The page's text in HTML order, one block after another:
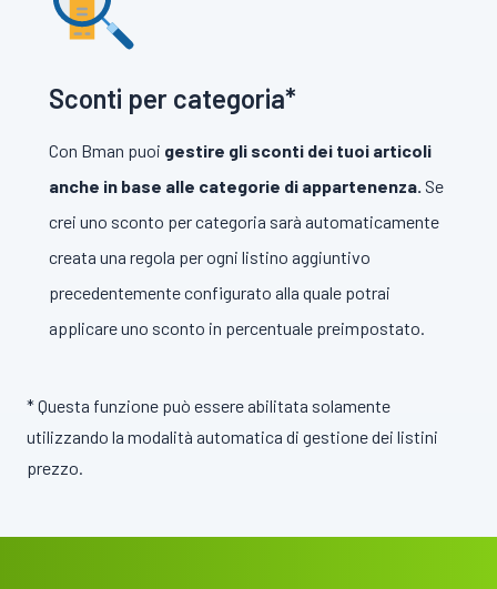
Sconti per categoria*
Con Bman puoi gestire gli sconti dei tuoi articoli
anche in base alle categorie di appartenenza. Se
crei uno sconto per categoria sarà automaticamente
creata una regola per ogni listino aggiuntivo
precedentemente configurato alla quale potrai
applicare uno sconto in percentuale preimpostato.
* Questa funzione può essere abilitata solamente
utilizzando la modalità automatica di gestione dei listini
prezzo.